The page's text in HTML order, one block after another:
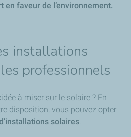
en faveur de l’environnement.
installations
professionnels
à miser sur le solaire ? En
disposition, vous pouvez opter
solaires.